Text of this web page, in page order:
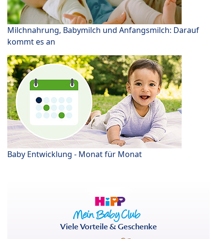
Milchnahrung, Babymilch und Anfangsmilch: Darauf
kommt es an
Baby Entwicklung - Monat für Monat
Viele Vorteile & Geschenke